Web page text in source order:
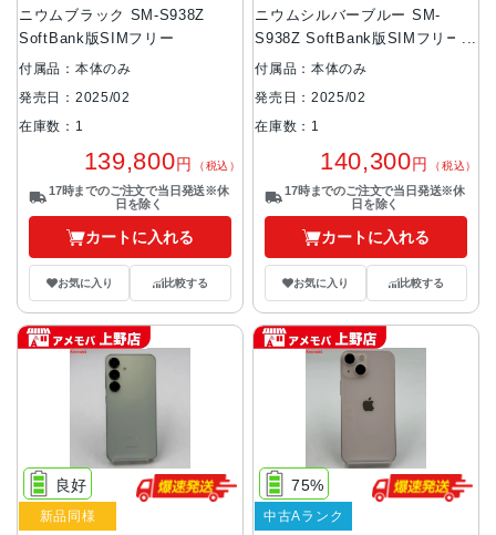
ニウムブラック SM-S938Z
SoftBank版SIMフリー
付属品：本体のみ
発売日：2025/02
在庫数：1
139,800円 （税込）
17時までのご注文で当日発送※休
日を除く
カートに入れる
お気に入り 比較する
ニウムシルバーブルー SM-
S938Z SoftBank版SIMフリー
美品
付属品：本体のみ
発売日：2025/02
在庫数：1
140,300円 （税込）
17時までのご注文で当日発送※休
日を除く
カートに入れる
お気に入り 比較する
良好
新品同様
75%
中古Aランク